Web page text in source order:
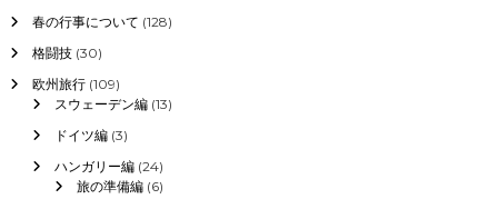
春の行事について (128)
格闘技(30)
欧州旅行(109)
スウェーデン編(13)
ドイツ編(3)
ハンガリー編(24)
旅の準備編(6)